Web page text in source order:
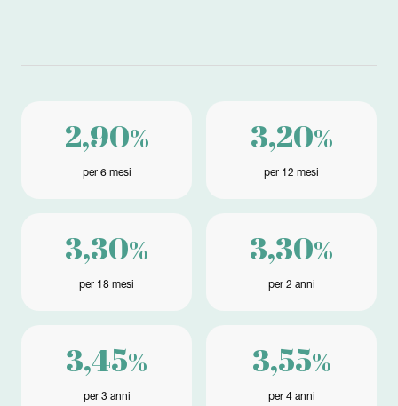
2,90%
per 6 mesi
3,20%
per 12 mesi
3,30%
per 18 mesi
3,30%
per 2 anni
3,45%
per 3 anni
3,55%
per 4 anni